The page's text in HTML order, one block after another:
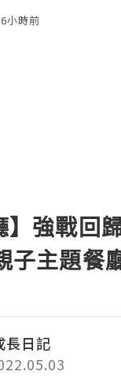
6小時前
】強戰回
子主題餐
日記